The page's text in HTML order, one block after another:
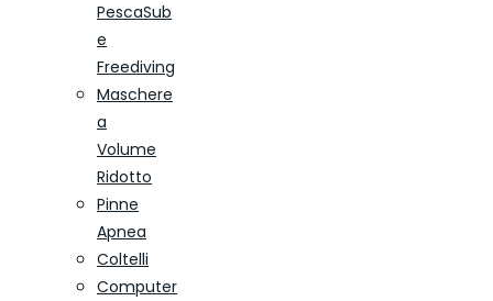
PescaSub
e
Freediving
Maschere
a
Volume
Ridotto
Pinne
Apnea
Coltelli
Computer